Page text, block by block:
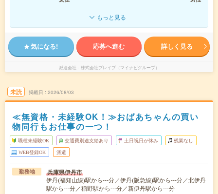
もっと見る
気になる! 応募へ進む 詳しく見る
派遣会社 株式会社ブレイブ（マイナビグループ）
未読 掲載日 2026/08/03
≪無資格・未経験OK！≫おばあちゃんの買い
物同行もお仕事の一つ！
職種未経験OK 交通費別途支給あり 土日祝日が休み 残業なし
WEB登録OK 派遣
勤務地 兵庫県伊丹市
伊丹(福知山線)駅から---分／伊丹(阪急線)駅から---分／北伊丹
駅から---分／稲野駅から---分／新伊丹駅から---分